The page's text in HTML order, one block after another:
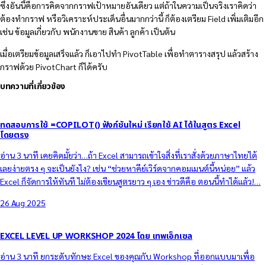
ซึ่งอันนี้คือการคิดจากกราฟเป้าหมายอันเดียว แต่ถ้าในความเป็นจริงเราคิดว่า
ต้องทำกราฟ หรือวิเคราะห์ประเด็นอื่นมากกว่านี้ ก็ต้องเตรียม Field เพิ่มเติมอีก
เช่น ข้อมูลเกี่ยวกับ พนักงานขาย สินค้า ลูกค้า เป็นต้น
เมื่อเตรียมข้อมูลเสร็จแล้ว ก็เอาไปทำ PivotTable เพื่อทำตารางสรุป แล้วสร้าง
กราฟด้วย PivotChart ก็ได้ครับ
บทความที่เกี่ยวข้อง
ทดสอบการใช้ =COPILOT() ฟังก์ชันใหม่ เรียกใช้ AI ได้ในสูตร Excel
โดยตรง
อ่าน 3 นาที เคยคิดมั้ยว่า…ถ้า Excel สามารถเข้าใจสิ่งที่เราสั่งด้วยภาษาไทยได้
เลยง่ายตรง ๆ จะเป็นยังไง? เช่น “ช่วยหาคีย์เวิร์ดจากคอมเมนต์นี้หน่อย” แล้ว
Excel ก็จัดการให้ทันที ไม่ต้องเขียนสูตรยาว ๆ เอง ข่าวดีคือ ตอนนี้ทำได้แล้ว!…
26 Aug 2025
EXCEL LEVEL UP WORKSHOP 2024 โดย เทพเอ็กเซล
อ่าน 3 นาที ยกระดับทักษะ Excel ของคุณกับ Workshop ที่ออกแบบมาเพื่อ